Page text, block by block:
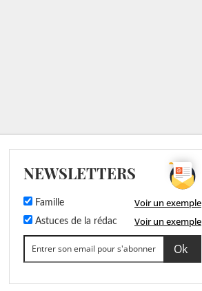
NEWSLETTERS
Famille Voir un exemple
Astuces de la rédac Voir un exemple